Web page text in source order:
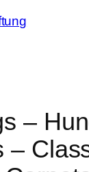
–
–